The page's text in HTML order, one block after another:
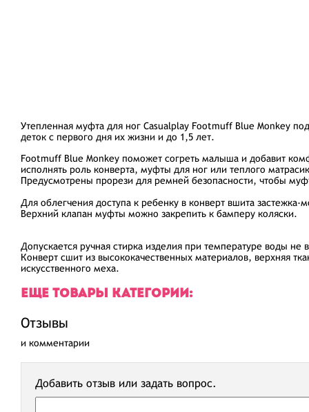
Утепленная муфта для ног Casualplay Footmuff Blue Monkey
деток с первого дня их жизни и до 1,5 лет.
Footmuff Blue Monkey поможет согреть малыша и добавит
исполнять роль конверта, муфты для ног или теплого
Предусмотрены прорези для ремней безопасности, чтобы
Для облегчения доступа к ребенку в конверт вшита
Верхний клапан муфты можно закрепить к бамперу коляски.
Допускается ручная стирка изделия при температуре воды не
Конверт сшит из высококачественных материалов, верхняя
искусственного меха.
ЕЩЕ ТОВАРЫ КАТЕГОРИИ:
Отзывы
и комментарии
Добавить отзыв или задать вопрос.